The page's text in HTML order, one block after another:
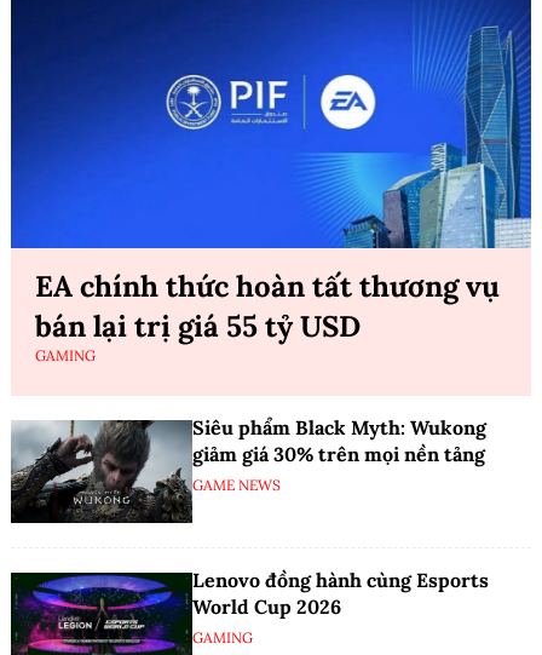
EA chính thức hoàn tất thương vụ
bán lại trị giá 55 tỷ USD
GAMING
Siêu phẩm Black Myth: Wukong
giảm giá 30% trên mọi nền tảng
GAME NEWS
Lenovo đồng hành cùng Esports
World Cup 2026
GAMING